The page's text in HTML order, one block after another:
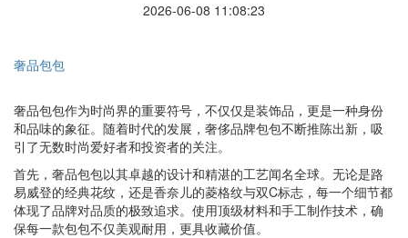
2026-06-08 11:08:23
奢品包包
奢品包包作为时尚界的重要符号，不仅仅是装饰品，更是一种身份
和品味的象征。随着时代的发展，奢侈品牌包包不断推陈出新，吸
引了无数时尚爱好者和投资者的关注。
首先，奢品包包以其卓越的设计和精湛的工艺闻名全球。无论是路
易威登的经典花纹，还是香奈儿的菱格纹与双C标志，每一个细节都
体现了品牌对品质的极致追求。使用顶级材料和手工制作技术，确
保每一款包包不仅美观耐用，更具收藏价值。